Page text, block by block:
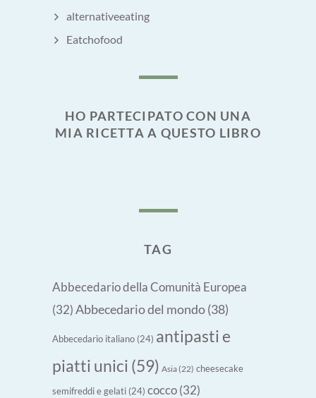
alternativeeating
Eatchofood
HO PARTECIPATO CON UNA
MIA RICETTA A QUESTO LIBRO
TAG
Abbecedario della Comunità Europea
(32) Abbecedario del mondo(38)
Abbecedario italiano (24) antipasti e
piatti unici (59) Asia(22) cheesecake
semifreddi e gelati (24) cocco (32)